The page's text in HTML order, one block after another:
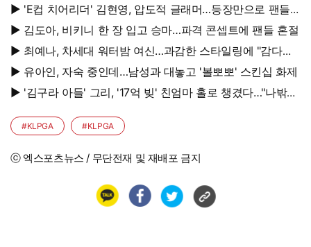
▶ 'E컵 치어리더' 김현영, 압도적 글래머…등장만으로 팬들
초토화
▶ 김도아, 비키니 한 장 입고 승마…파격 콘셉트에 팬들 혼절
▶ 최예나, 차세대 워터밤 여신…과감한 스타일링에 "감다살"
반응 폭발
▶ 유아인, 자숙 중인데…남성과 대놓고 '볼뽀뽀' 스킨십 화제
▶ '김구라 아들' 그리, '17억 빚' 친엄마 홀로 챙겼다…"나밖에
없어, 연락 꾸준히 하는 중"
#KLPGA #KLPGA
ⓒ 엑스포츠뉴스 / 무단전재 및 재배포 금지